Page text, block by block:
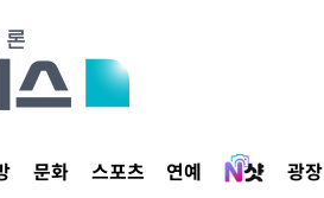
문화 스포츠 연예 광장